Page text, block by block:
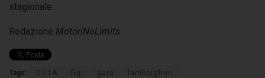
stagionale.
Redazione MotoriNoLimits
Tags: COTA fuji gara lamborghini